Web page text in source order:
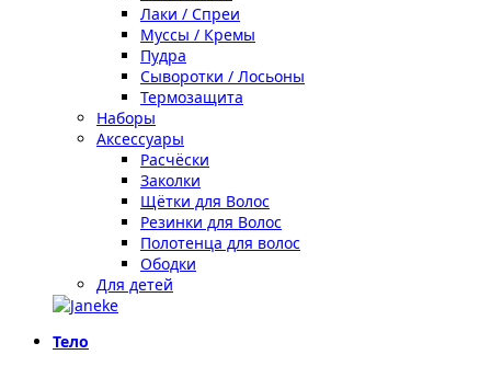
Лаки / Спреи
Муссы / Кремы
Пудра
Сыворотки / Лосьоны
Термозащита
Наборы
Аксессуары
Расчёски
Заколки
Щётки для Волос
Резинки для Волос
Полотенца для волос
Ободки
Для детей
Тело